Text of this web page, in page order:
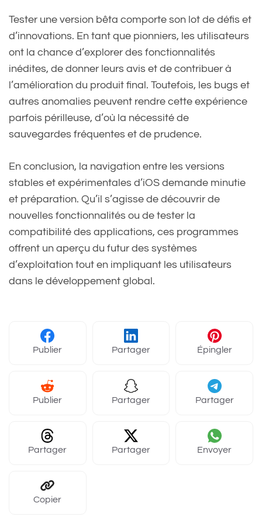
Tester une version bêta comporte son lot de défis et
d’innovations. En tant que pionniers, les utilisateurs
ont la chance d’explorer des fonctionnalités
inédites, de donner leurs avis et de contribuer à
l’amélioration du produit final. Toutefois, les bugs et
autres anomalies peuvent rendre cette expérience
parfois périlleuse, d’où la nécessité de
sauvegardes fréquentes et de prudence.
En conclusion, la navigation entre les versions
stables et expérimentales d’iOS demande minutie
et préparation. Qu’il s’agisse de découvrir de
nouvelles fonctionnalités ou de tester la
compatibilité des applications, ces programmes
offrent un aperçu du futur des systèmes
d’exploitation tout en impliquant les utilisateurs
dans le développement global.
Publier Partager Épingler
Publier Partager Partager
Partager Partager Envoyer
Copier